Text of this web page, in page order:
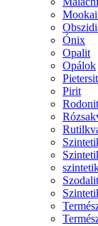
Ónix
Opalit
Opálok
Pirit
Szodalit